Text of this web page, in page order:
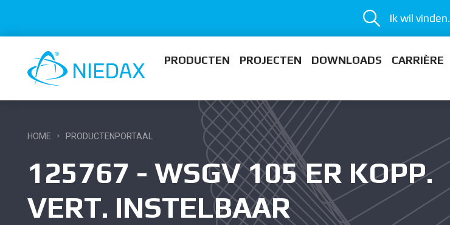
Ik wil
PRODUCTEN PROJECTEN DOWNLOADS CARRIÈRE
HOME PRODUCTENPORTAAL
125767 - WSGV 105 ER KOPP.
VERT. INSTELBAAR